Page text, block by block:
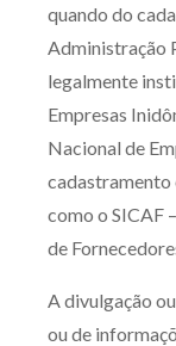
quando do
Administração
legalmente
Empresas
Nacional de
cadastramento
como o SICAF
de
A divulgação
ou de